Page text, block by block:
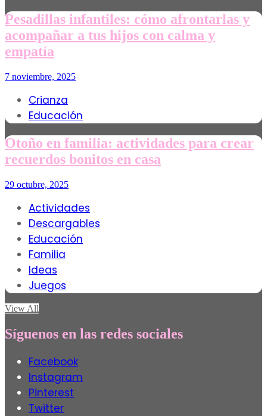
Pesadillas infantiles: cómo afrontarlas y
acompañar a tus hijos con calma y
empatía
7 noviembre, 2025
Crianza
Educación
Otoño en familia: actividades para crear
recuerdos bonitos en casa
29 octubre, 2025
Actividades
Descargables
Educación
Familia
Ideas
Juegos
View All
Síguenos en las redes sociales
Facebook
Instagram
Pinterest
Twitter